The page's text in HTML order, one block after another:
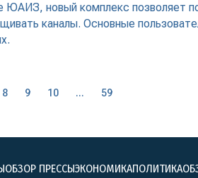
ЮАИЗ, новый комплекс позволяет
каналы. Основные
8 9 10 ... 59
ОБЗОР ПРЕССЫЭКОНОМИКАПОЛИТИКА